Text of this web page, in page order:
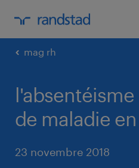
mag rh
de maladie en
23 novembre 2018